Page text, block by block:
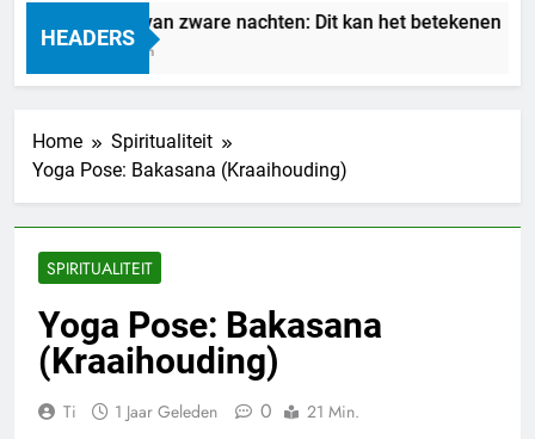
HEADERS
Droom je van zware nachten: Dit kan het betekenen
1 Dag Geleden
Home
Spiritualiteit
Yoga Pose: Bakasana (Kraaihouding)
SPIRITUALITEIT
Yoga Pose: Bakasana
(Kraaihouding)
Ti 1 Jaar Geleden 0 21 Min.